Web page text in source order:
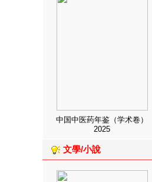
中国中医药年鉴（学术卷）
2025
文學/小說